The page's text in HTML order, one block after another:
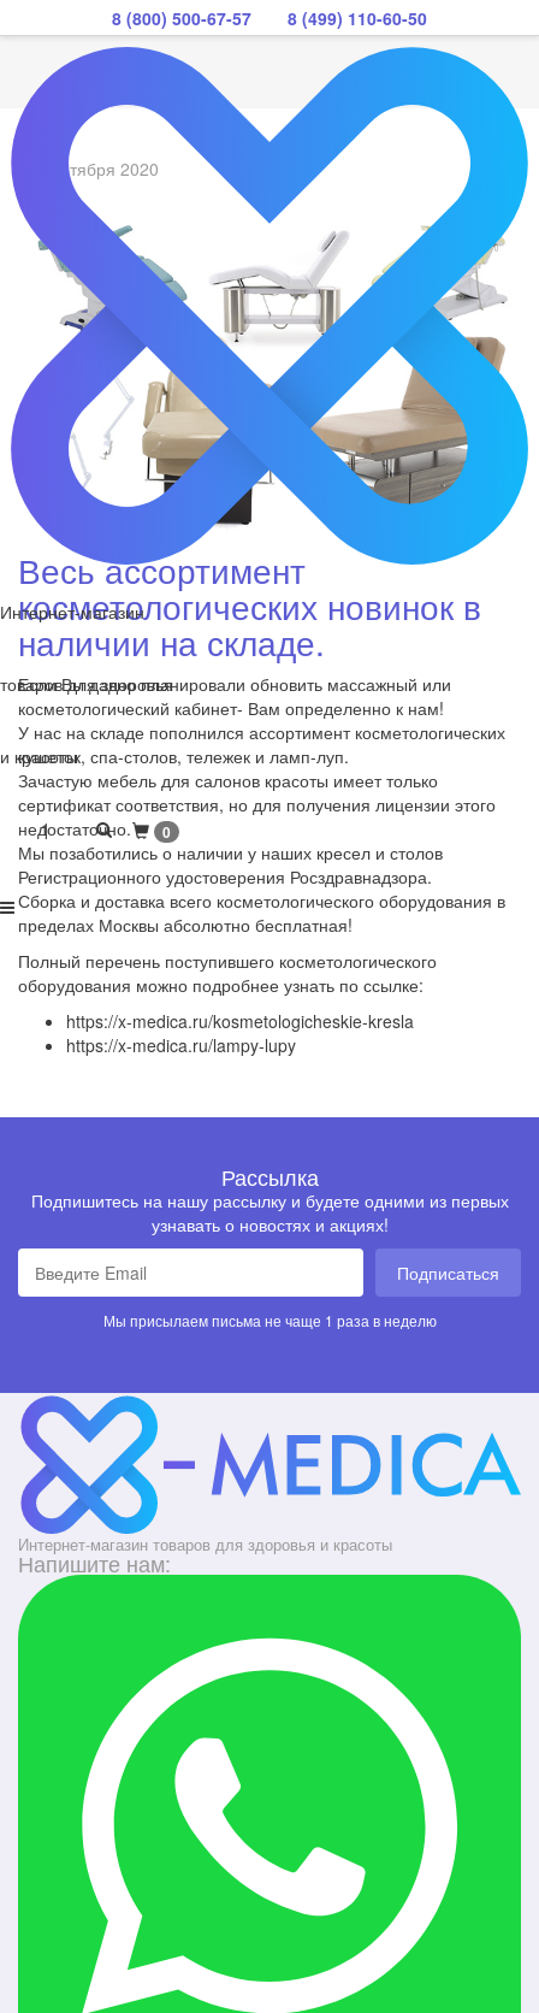
8 (800) 500-67-57 8 (499) 110-60-50
Интернет-магазин
товаров для здоровья
и красоты
1 0
14 сентября 2020
Весь ассортимент
косметологических новинок в
наличии на складе.
Если Вы давно планировали обновить массажный или
косметологический кабинет- Вам определенно к нам!
У нас на складе пополнился ассортимент косметологических
кушеток, спа-столов, тележек и ламп-луп.
Зачастую мебель для салонов красоты имеет только
сертификат соответствия, но для получения лицензии этого
недостаточно.
Мы позаботились о наличии у наших кресел и столов
Регистрационного удостоверения Росздравнадзора.
Сборка и доставка всего косметологического оборудования в
пределах Москвы абсолютно бесплатная!
Полный перечень поступившего косметологического
оборудования можно подробнее узнать по ссылке:
https://x-medica.ru/kosmetologicheskie-kresla
https://x-medica.ru/lampy-lupy
Рассылка
Подпишитесь на нашу рассылку и будете одними из первых
узнавать о новостях и акциях!
Подписаться
Мы присылаем письма не чаще 1 раза в неделю
Интернет-магазин товаров для здоровья и красоты
Напишите нам: